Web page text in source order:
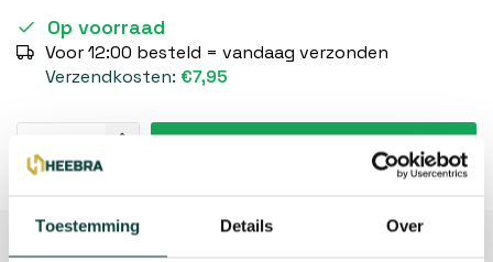
Toestemming Details Over
Op voorraad
Voor 12:00 besteld = vandaag verzonden
Verzendkosten: €7,95
Toevoegen aan winkelwagen
Beschrijving